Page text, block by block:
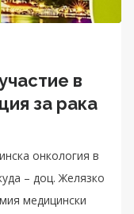
в
за рака
онкология в
– доц. Желязко
медицински